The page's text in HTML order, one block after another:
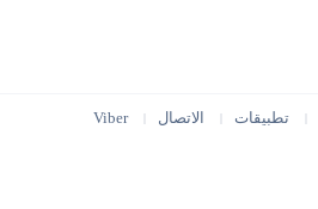
تطبيقات الاتصال Viber